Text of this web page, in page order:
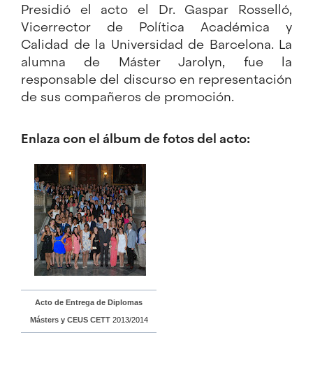
Presidió el acto el Dr. Gaspar Rosselló,
Vicerrector de Política Académica y
Calidad de la Universidad de Barcelona. La
alumna de Máster Jarolyn, fue la
responsable del discurso en representación
de sus compañeros de promoción.
Enlaza con el álbum de fotos del acto:
Acto de Entrega de Diplomas
Másters y CEUS CETT2013/2014